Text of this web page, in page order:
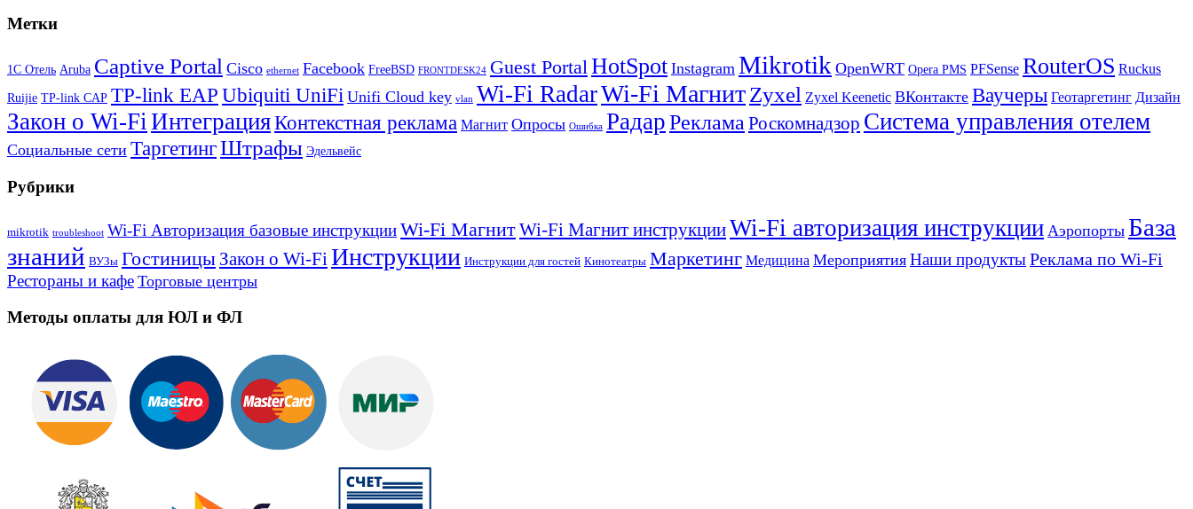
Метки
1С Отель Aruba Captive Portal Cisco ethernet Facebook FreeBSD FRONTDESK24 Guest Portal HotSpot Instagram Mikrotik OpenWRT Opera PMS PFSense RouterOS Ruckus
Ruijie TP-link CAP TP-link EAP Ubiquiti UniFi Unifi Cloud key vlan Wi-Fi RadarWi-Fi МагнитZyxel Zyxel Keenetic ВКонтакте Ваучеры Геотаргетинг Дизайн
Закон о Wi-Fi ИнтеграцияКонтекстная реклама Магнит Опросы Ошибка РадарРеклама Роскомнадзор Система управления отелем
Социальные сети ТаргетингШтрафы Эдельвейс
Рубрики
mikrotik troubleshoot Wi-Fi Авторизация базовые инструкцииWi-Fi МагнитWi-Fi Магнит инструкцииWi-Fi авторизация инструкции Аэропорты База
знаний ВУЗы Гостиницы Закон о Wi-FiИнструкции Инструкции для гостей Кинотеатры Маркетинг Медицина Мероприятия Наши продуктыРеклама по Wi-Fi
Рестораны и кафе Торговые центры
Методы оплаты для ЮЛ и ФЛ